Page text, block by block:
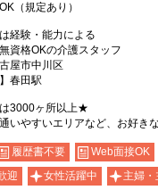
（規定あり）
経験・能力による
資格OKの介護スタッフ
屋市中川区
春田駅
3000ヶ所以上★
いやすいエリアなど、お好き
履歴書不要 Web面接OK
迎
女性活躍中 主婦・